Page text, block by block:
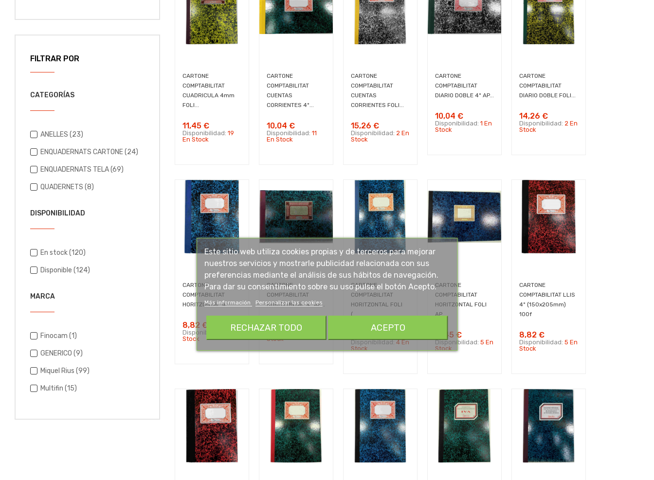
FILTRAR POR
CATEGORÍAS
ANELLES (23)
ENQUADERNATS CARTONE(24)
ENQUADERNATS TELA(69)
QUADERNETS (8)
DISPONIBILIDAD
En stock(120)
Disponible (124)
MARCA
Finocam (1)
GENERICO (9)
Miquel Rius (99)
Multifin (15)
CARTONE
COMPTABILITAT
CUADRICULA 4mm
FOLI...
11,45 €
Disponibilidad: 19
En Stock
CARTONE
COMPTABILITAT
CUENTAS
CORRIENTES 4º...
10,04 €
Disponibilidad: 11
En Stock
CARTONE
COMPTABILITAT
CUENTAS
CORRIENTES FOLI...
15,26 €
Disponibilidad: 2 En
Stock
CARTONE
COMPTABILITAT
DIARIO DOBLE 4º AP...
10,04 €
Disponibilidad:1 En
Stock
CARTONE
COMPTABILITAT
DIARIO DOBLE FOLI...
14,26 €
Disponibilidad: 2 En
Stock
CARTONE
COMPTABILITAT
HORITZONTAL 4º...
8,82 €
Disponibilidad:
6 En
Stock
CARTONE
COMPTABILITAT
HORITZONTAL 4º AP...
9,30 €
Disponibilidad:
Stock
CARTONE
COMPTABILITAT
HORITZONTAL FOLI
(...
Disponibilidad:4 En
Stock
CARTONE
COMPTABILITAT
HORITZONTAL FOLI
AP...
11,45 €
Disponibilidad:5 En
Stock
CARTONE
COMPTABILITAT LLIS
4º (150x205mm)
100f
8,82 €
Disponibilidad:5 En
Stock
Este sitio web utiliza cookies propias y de terceros para mejorar
nuestros servicios y mostrarle publicidad relacionada con sus
preferencias mediante el análisis de sus hábitos de navegación.
Para dar su consentimiento sobre su uso pulse el botón Acepto.
Más información Personalizar las cookies
RECHAZAR TODO ACEPTO